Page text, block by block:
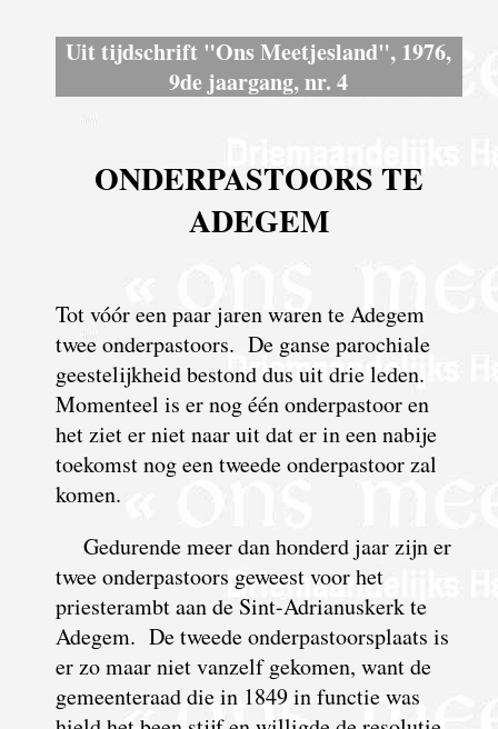
Uit tijdschrift "Ons Meetjesland", 1976,
9de jaargang, nr. 4
ONDERPASTOORS TE
ADEGEM
Tot vóór een paar jaren waren te Adegem
twee onderpastoors. De ganse parochiale
geestelijkheid bestond dus uit drie leden.
Momenteel is er nog één onderpastoor en
het ziet er niet naar uit dat er in een nabije
toekomst nog een tweede onderpastoor zal
komen.
Gedurende meer dan honderd jaar zijn er
twee onderpastoors geweest voor het
priesterambt aan de Sint-Adrianuskerk te
Adegem. De tweede onder­pastoors­plaats is
er zo maar niet vanzelf gekomen, want de
gemeen­teraad die in 1849 in functie was